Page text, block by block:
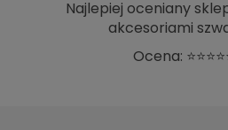
Najlepiej oceniany
akcesoriami
Ocena: